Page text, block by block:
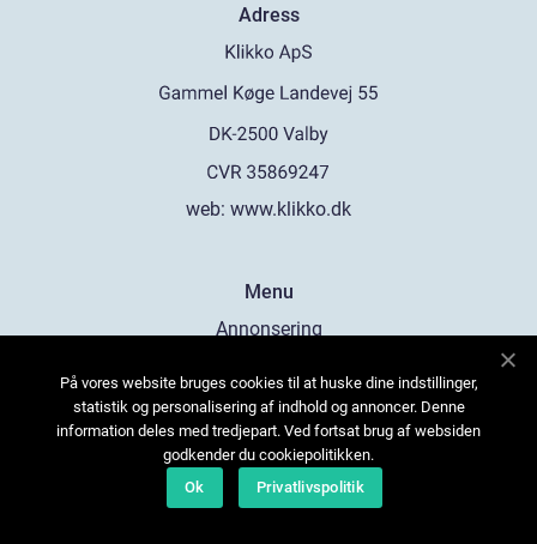
Adress
web: www.klikko.dk
Menu
Annonsering
Cookies
Kontakta oss
Sitemap
På vores website bruges cookies til at huske dine indstillinger,
statistik og personalisering af indhold og annoncer. Denne
information deles med tredjepart. Ved fortsat brug af websiden
godkender du cookiepolitikken.
Ok
Privatlivspolitik